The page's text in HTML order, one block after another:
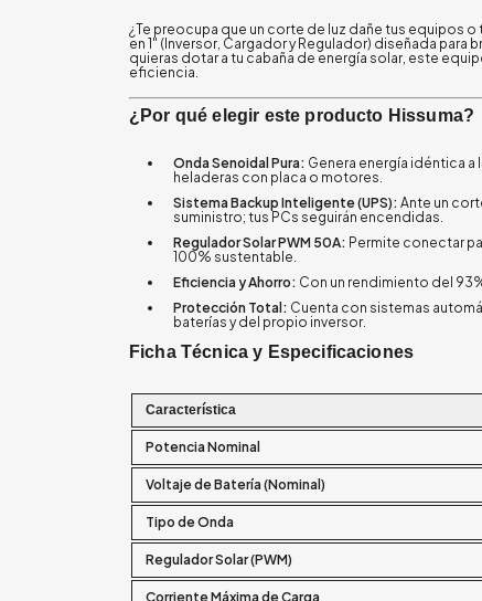
¿Te preocupa que un corte de luz dañe tus equipos o
en 1" (Inversor, Cargador y Regulador) diseñada
quieras dotar a tu cabaña de energía solar, este
eficiencia.
¿Por qué elegir este producto Hissuma?
Onda Senoidal Pura: Genera energía idéntica
heladeras con placa o motores.
Sistema Backup Inteligente (UPS): Ante un
suministro; tus PCs seguirán encendidas.
Regulador Solar PWM 50A: Permite conectar
100% sustentable.
Eficiencia y Ahorro: Con un rendimiento del
Protección Total: Cuenta con sistemas
baterías y del propio inversor.
Ficha Técnica y Especificaciones
Característica
Potencia Nominal
Voltaje de Batería (Nominal)
Tipo de Onda
Regulador Solar (PWM)
Corriente Máxima de Carga